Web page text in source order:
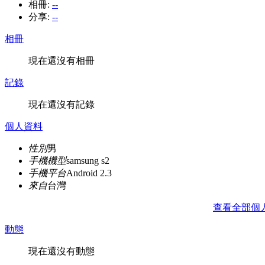
相冊: --
分享: --
相冊
現在還沒有相冊
記錄
現在還沒有記錄
個人資料
性別男
手機機型samsung s2
手機平台Android 2.3
來自台灣
查看全部個
動態
現在還沒有動態